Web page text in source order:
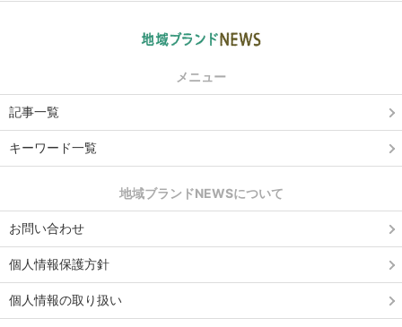
メニュー
記事一覧
キーワード一覧
地域ブランドNEWSについて
お問い合わせ
個人情報保護方針
個人情報の取り扱い